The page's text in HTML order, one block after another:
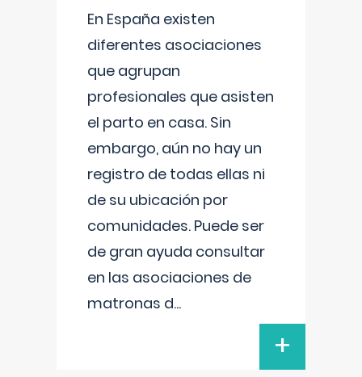
En España existen
diferentes asociaciones
que agrupan
profesionales que asisten
el parto en casa. Sin
embargo, aún no hay un
registro de todas ellas ni
de su ubicación por
comunidades. Puede ser
de gran ayuda consultar
en las asociaciones de
matronas d...
+